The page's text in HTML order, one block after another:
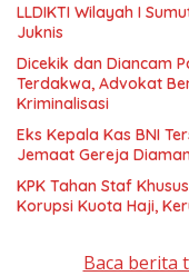
LLDIKTI Wilayah I
Juknis
Dicekik dan Diancam
Terdakwa, Advokat
Kriminalisasi
Eks Kepala Kas BNI
Jemaat Gereja
KPK Tahan Staf
Korupsi Kuota Haji,
Baca berita